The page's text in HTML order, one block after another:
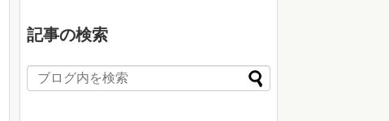
記事の検索